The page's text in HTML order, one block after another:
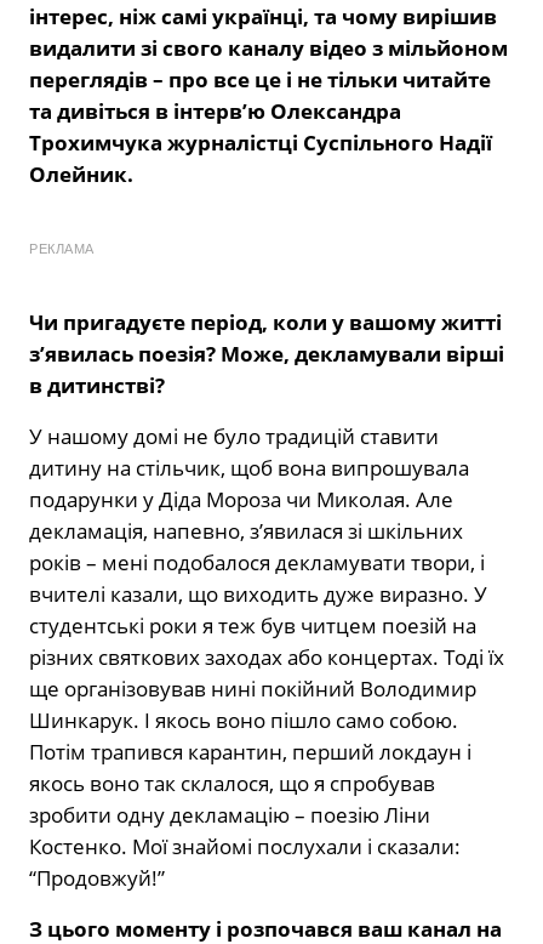
інтерес, ніж самі українці, та чому вирішив
видалити зі свого каналу відео з мільйоном
переглядів – про все це і не тільки читайте
та дивіться в інтерв’ю Олександра
Трохимчука журналістці Суспільного Надії
Олейник.
РЕКЛАМА
Чи пригадуєте період, коли у вашому житті
з’явилась поезія? Може, декламували вірші
в дитинстві?
У нашому домі не було традицій ставити
дитину на стільчик, щоб вона випрошувала
подарунки у Діда Мороза чи Миколая. Але
декламація, напевно, з’явилася зі шкільних
років – мені подобалося декламувати твори, і
вчителі казали, що виходить дуже виразно. У
студентські роки я теж був читцем поезій на
різних святкових заходах або концертах. Тоді їх
ще організовував нині покійний Володимир
Шинкарук. І якось воно пішло само собою.
Потім трапився карантин, перший локдаун і
якось воно так склалося, що я спробував
зробити одну декламацію – поезію Ліни
Костенко. Мої знайомі послухали і сказали:
“Продовжуй!”
З цього моменту і розпочався ваш канал на